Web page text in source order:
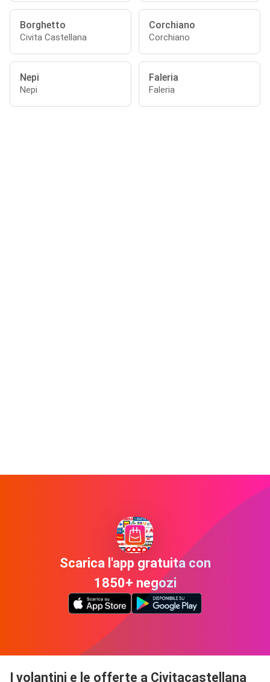
Borghetto
Civita Castellana
Corchiano
Corchiano
Nepi
Nepi
Faleria
Faleria
Scarica l'app gratuita con
1850+ negozi
I volantini e le offerte a Civitacastellana